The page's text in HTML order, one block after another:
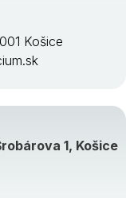
Košice
1, Košice